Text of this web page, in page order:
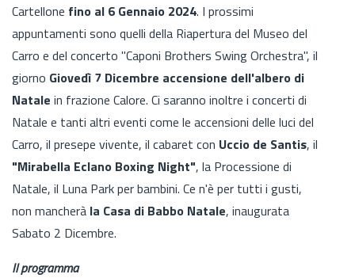
Cartellone fino al 6 Gennaio 2024. I prossimi
appuntamenti sono quelli della Riapertura del Museo del
Carro e del concerto "Caponi Brothers Swing Orchestra", il
giorno Giovedì 7 Dicembre accensione dell'albero di
Natale in frazione Calore. Ci saranno inoltre i concerti di
Natale e tanti altri eventi come le accensioni delle luci del
Carro, il presepe vivente, il cabaret con Uccio de Santis, il
"Mirabella Eclano Boxing Night", la Processione di
Natale, il Luna Park per bambini. Ce n'è per tutti i gusti,
non mancherà la Casa di Babbo Natale, inaugurata
Sabato 2 Dicembre.
Il programma